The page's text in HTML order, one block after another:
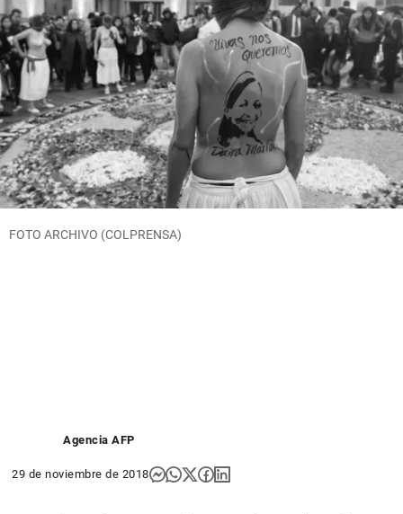
FOTO ARCHIVO (COLPRENSA)
Agencia AFP
29 de noviembre de 2018